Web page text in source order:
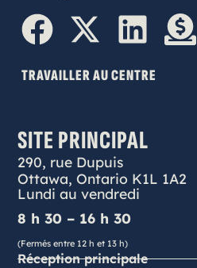
TRAVAILLER AU CENTRE
SITE PRINCIPAL
290, rue Dupuis
Ottawa, Ontario K1L 1A2
Lundi au vendredi
8 h 30 – 16 h 30
(Fermés entre 12 h et 13 h)
Réception principale